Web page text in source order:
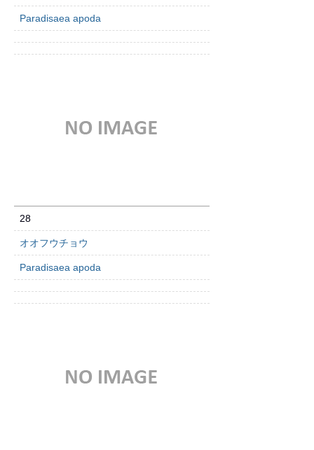
Paradisaea apoda
28
オオフウチョウ
Paradisaea apoda